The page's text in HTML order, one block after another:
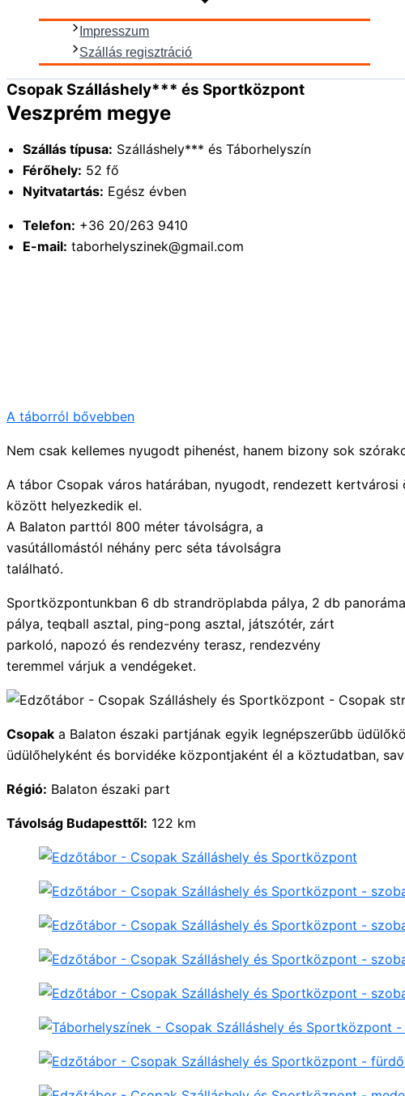
Impresszum
Szállás regisztráció
Csopak Szálláshely*** és Sportközpont
Veszprém megye
Szállás típusa: Szálláshely*** és Táborhelyszín
Férőhely: 52 fő
Nyitvatartás: Egész évben
Telefon: +36 20/263 9410
E-mail: taborhelyszinek@gmail.com
A táborról bővebben
Nem csak kellemes nyugodt pihenést, hanem bizony sok
A tábor Csopak város határában, nyugodt, rendezett
között helyezkedik el.
A Balaton parttól 800 méter távolságra, a
vasútállomástól néhány perc séta távolságra
található.
Sportközpontunkban 6 db strandröplabda pálya, 2 db
pálya, teqball asztal, ping-pong asztal, játszótér, zárt
parkoló, napozó és rendezvény terasz, rendezvény
teremmel várjuk a vendégeket.
Csopak a Balaton északi partjának egyik legnépszerűbb
üdülőhelyként és borvidéke központjaként él a köztudatban,
Régió: Balaton északi part
Távolság Budapesttől: 122 km